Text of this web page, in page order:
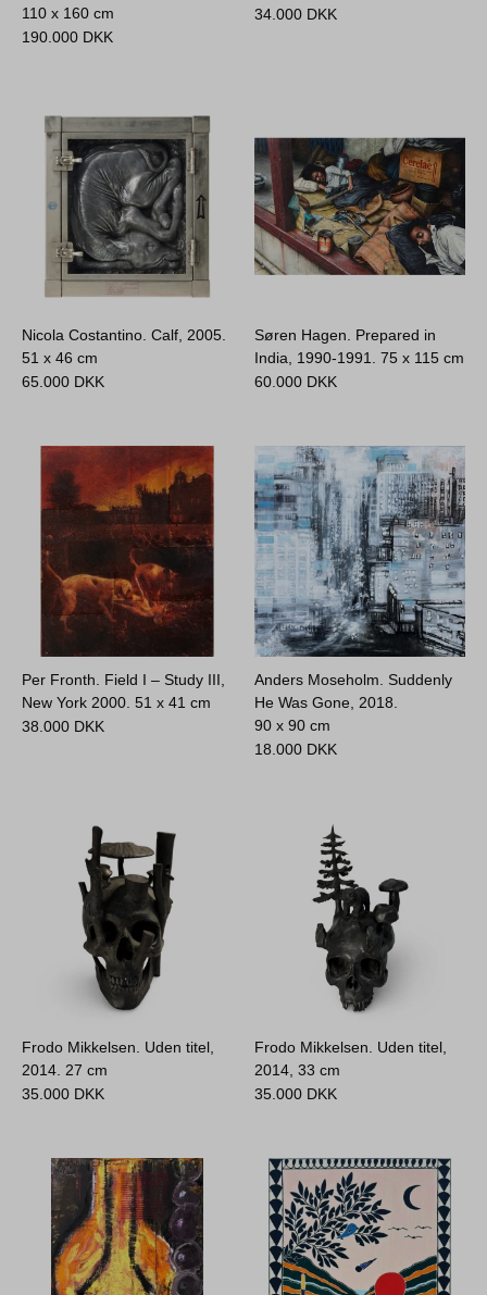
110 x 160 cm
190.000 DKK
34.000 DKK
Nicola Costantino. Calf, 2005.
51 x 46 cm
65.000 DKK
Søren Hagen. Prepared in
India, 1990-1991.75 x 115 cm
60.000 DKK
Per Fronth. Field I – Study III,
New York 2000.51 x 41 cm
38.000 DKK
Anders Moseholm. Suddenly
He Was Gone, 2018.
90 x 90 cm
18.000 DKK
Frodo Mikkelsen. Uden titel,
2014. 27 cm
35.000 DKK
Frodo Mikkelsen. Uden titel,
2014,33 cm
35.000 DKK